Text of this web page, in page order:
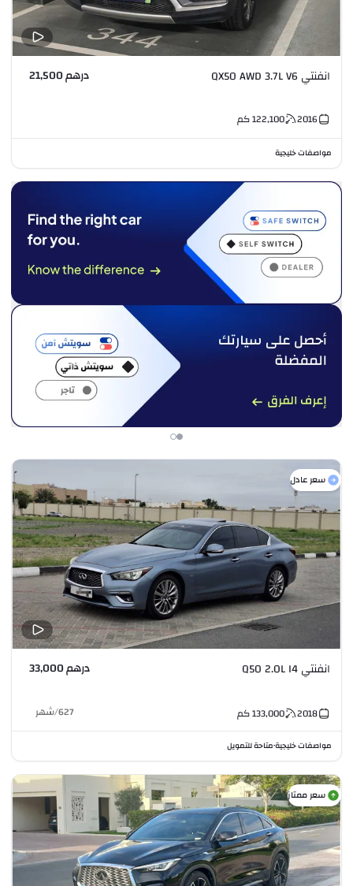
انفنتي QX50 AWD 3.7L V6 درهم 21,500
2016
122,100كم
مواصفات خليجية
سعر عادل
انفنتي Q50 2.0L I4 درهم 33,000
2018
133,000كم 627
/شهر
مواصفات خليجية•متاحة للتمويل
سعر ممتاز